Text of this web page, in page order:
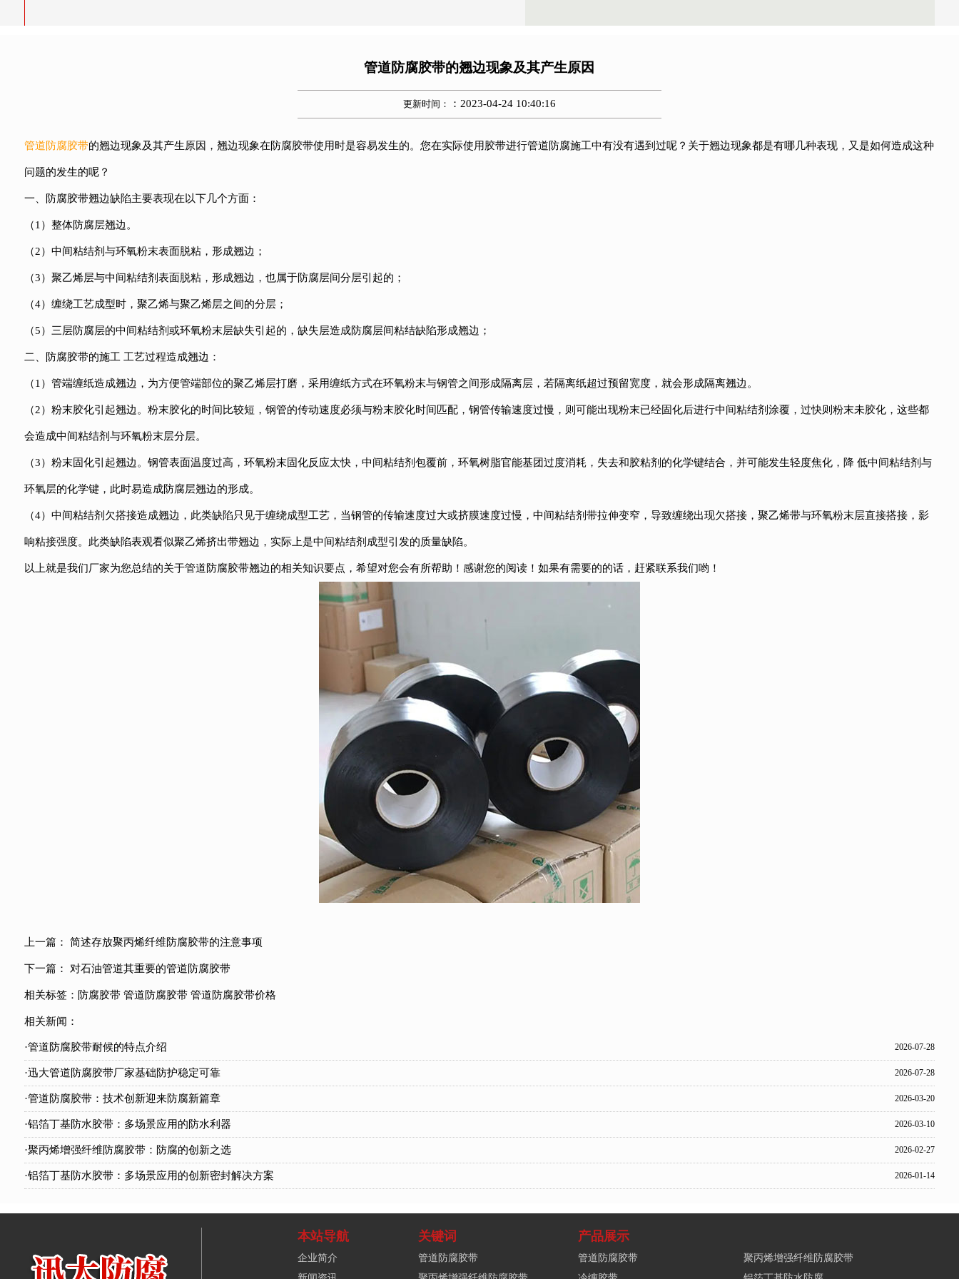
管道防腐胶带的翘边现象及其产生原因
更新时间： ：2023-04-24 10:40:16
管道防腐胶带的翘边现象及其产生原因，翘边现象在防腐胶带使用时是容易发生的。您在实际使用胶带进行管道防腐施工中有没有遇到过呢？关于翘边现象都是有哪几种表现，又是如何造成这种
问题的发生的呢？
一、防腐胶带翘边缺陷主要表现在以下几个方面：
（1）整体防腐层翘边。
（2）中间粘结剂与环氧粉末表面脱粘，形成翘边；
（3）聚乙烯层与中间粘结剂表面脱粘，形成翘边，也属于防腐层间分层引起的；
（4）缠绕工艺成型时，聚乙烯与聚乙烯层之间的分层；
（5）三层防腐层的中间粘结剂或环氧粉末层缺失引起的，缺失层造成防腐层间粘结缺陷形成翘边；
二、防腐胶带的施工 工艺过程造成翘边：
（1）管端缠纸造成翘边，为方便管端部位的聚乙烯层打磨，采用缠纸方式在环氧粉末与钢管之间形成隔离层，若隔离纸超过预留宽度，就会形成隔离翘边。
（2）粉末胶化引起翘边。粉末胶化的时间比较短，钢管的传动速度必须与粉末胶化时间匹配，钢管传输速度过慢，则可能出现粉末已经固化后进行中间粘结剂涂覆，过快则粉末未胶化，这些都
会造成中间粘结剂与环氧粉末层分层。
（3）粉末固化引起翘边。钢管表面温度过高，环氧粉末固化反应太快，中间粘结剂包覆前，环氧树脂官能基团过度消耗，失去和胶粘剂的化学键结合，并可能发生轻度焦化，降 低中间粘结剂与
环氧层的化学键，此时易造成防腐层翘边的形成。
（4）中间粘结剂欠搭接造成翘边，此类缺陷只见于缠绕成型工艺，当钢管的传输速度过大或挤膜速度过慢，中间粘结剂带拉伸变窄，导致缠绕出现欠搭接，聚乙烯带与环氧粉末层直接搭接，影
响粘接强度。此类缺陷表观看似聚乙烯挤出带翘边，实际上是中间粘结剂成型引发的质量缺陷。
以上就是我们厂家为您总结的关于管道防腐胶带翘边的相关知识要点，希望对您会有所帮助！感谢您的阅读！如果有需要的的话，赶紧联系我们哟！
上一篇： 简述存放聚丙烯纤维防腐胶带的注意事项
下一篇： 对石油管道其重要的管道防腐胶带
相关标签： 防腐胶带 管道防腐胶带 管道防腐胶带价格
相关新闻：
·管道防腐胶带耐候的特点介绍 2026-07-28
·迅大管道防腐胶带厂家基础防护稳定可靠 2026-07-28
·管道防腐胶带：技术创新迎来防腐新篇章 2026-03-20
·铝箔丁基防水胶带：多场景应用的防水利器 2026-03-10
·聚丙烯增强纤维防腐胶带：防腐的创新之选 2026-02-27
·铝箔丁基防水胶带：多场景应用的创新密封解决方案 2026-01-14
本站导航
企业简介
关键词
管道防腐胶带
产品展示
管道防腐胶带
聚丙烯增强纤维防腐胶带